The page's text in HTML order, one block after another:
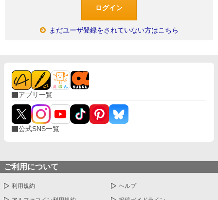
まだユーザ登録をされていない方はこちら
アプリ一覧
公式SNS一覧
ご利用について
利用規約 ヘルプ